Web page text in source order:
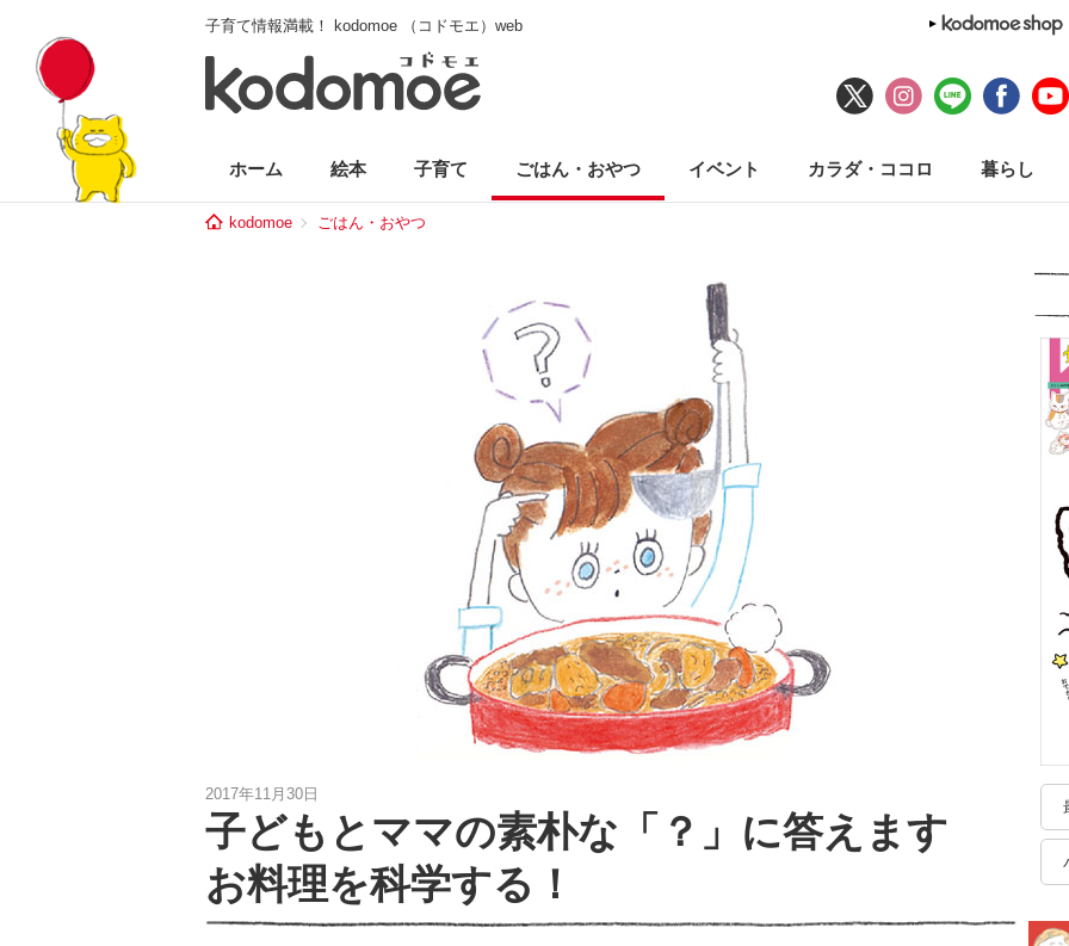
子育て情報満載！ kodomoe （コドモエ）web
ホーム 絵本 子育て ごはん・おやつ イベント カラダ・ココロ 暮らし
kodomoe ごはん・おやつ
2017年11月30日
子どもとママの素朴な「？」に答えます
お料理を科学する！